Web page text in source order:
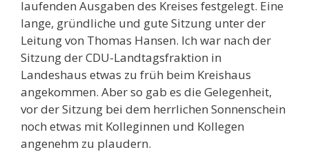
laufenden Ausgaben des Kreises festgelegt. Eine
lange, gründliche und gute Sitzung unter der
Leitung von Thomas Hansen. Ich war nach der
Sitzung der CDU-Landtagsfraktion in
Landeshaus etwas zu früh beim Kreishaus
angekommen. Aber so gab es die Gelegenheit,
vor der Sitzung bei dem herrlichen Sonnenschein
noch etwas mit Kolleginnen und Kollegen
angenehm zu plaudern.